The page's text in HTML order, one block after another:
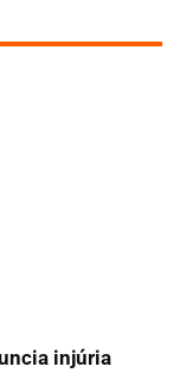
injúria